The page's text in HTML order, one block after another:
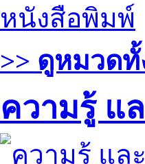
หนังสือพิมพ์
>> ดูหมวด
ความรู้ แ